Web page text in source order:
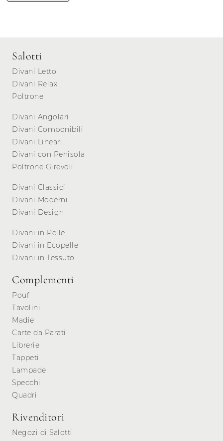
Salotti
Divani Letto
Divani Relax
Poltrone
Divani Angolari
Divani Componibili
Divani Lineari
Divani con Penisola
Poltrone Girevoli
Divani Classici
Divani Moderni
Divani Design
Divani in Pelle
Divani in Ecopelle
Divani in Tessuto
Complementi
Pouf
Tavolini
Madie
Carte da Parati
Librerie
Tappeti
Lampade
Specchi
Quadri
Rivenditori
Negozi di Salotti